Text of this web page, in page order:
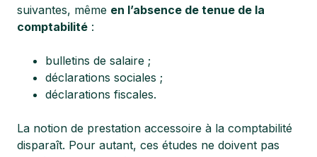
suivantes, même en l’absence de tenue de la
comptabilité :
bulletins de salaire ;
déclarations sociales ;
déclarations fiscales.
La notion de prestation accessoire à la comptabilité
disparaît. Pour autant, ces études ne doivent pas